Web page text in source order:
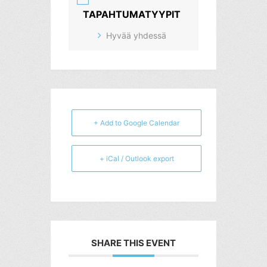
TAPAHTUMATYYPIT
Hyvää yhdessä
+ Add to Google Calendar
+ iCal / Outlook export
SHARE THIS EVENT